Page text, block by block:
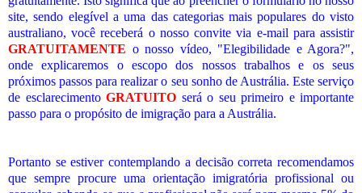
site, sendo elegível a uma das categorias mais populares do visto
australiano, você receberá o nosso convite via e-mail para assistir
GRATUITAMENTE o nosso vídeo, "Elegibilidade e Agora?",
onde explicaremos o escopo dos nossos trabalhos e os seus
próximos passos para realizar o seu sonho de Austrália. Este serviço
de esclarecimento GRATUITO será o seu primeiro e importante
passo para o propósito de imigração para a Austrália.
Portanto se estiver contemplando a decisão correta recomendamos
que sempre procure uma orientação imigratória profissional ou